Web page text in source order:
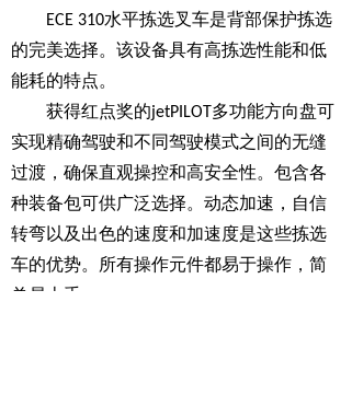
ECE 310水平拣选叉车是背部保护拣选
的完美选择。 该设备具有高拣选性能和低
能耗的特点。
获得红点奖的jetPILOT多功能方向盘可
实现精确驾驶和不同驾驶模式之间的无缝
过渡，确保直观操控和高安全性。 包含各
种装备包可供广泛选择。动态加速，自信
转弯以及出色的速度和加速度是这些拣选
车的优势。
所有操作元件都易于操作，简
单 易上手